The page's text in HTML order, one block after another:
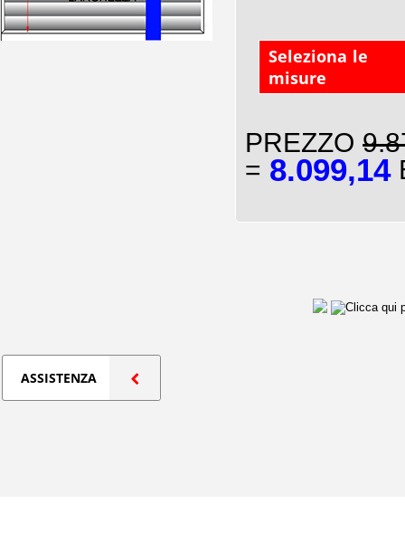
Seleziona le
misure
PREZZO
= 8.099,14
ASSISTENZA